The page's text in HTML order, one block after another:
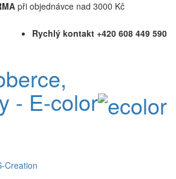
při objednávce nad 3000 Kč
Rychlý kontakt +420 608 449 590
- E-color
Creation